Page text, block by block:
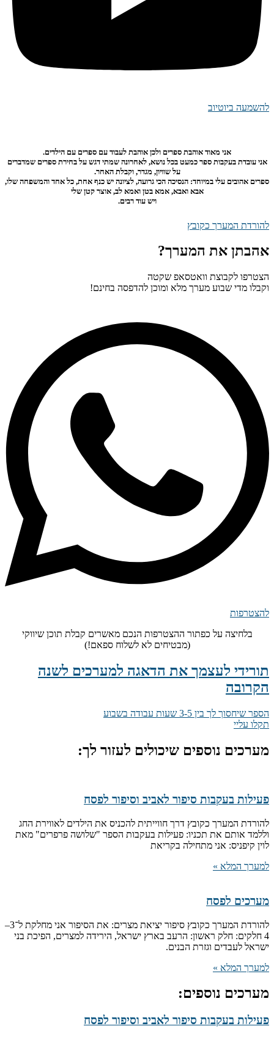
להשמעה ביוטיוב
אני מאוד אוהבת ספרים ולכן אוהבת לעבוד עם ספרים עם הילדים.
אני עובדת בעקבות ספר כמעט בכל נושא, לאחרונה שמתי דגש על בחירת ספרים שמדברים
על שוויון, מגדר, וקבלת האחר.
ספרים אהובים עלי במיוחד: הנסיכה הכי גרועה, לציונה יש כנף אחת, כל אחד והמשפחה שלו,
אבא ואבא, אמא בטן ואמא לב, אוצר קטן שלי
ויש עוד רבים.
להורדת המערך כקובץ
אהבתן את המערך?
הצטרפו לקבוצת וואטסאפ שקטה
וקבלו מדי שבוע מערך מלא ומוכן להדפסה בחינם!
להצטרפות
בלחיצה על כפתור ההצטרפות הנכם מאשרים קבלת תוכן שיווקי
(מבטיחים לא לשלוח ספאם!)
תורידי לעצמך את הדאגה למערכים לשנה
הקרובה
הספר שיחסוך לך בין 3-5 שעות עבודה בשבוע
תקלו עליי
מערכים נוספים שיכולים לעזור לך:
פעילות בעקבות סיפור לאביב וסיפור לפסח
להורדת המערך כקובץ דרך חווייתית להכניס את הילדים לאווירת החג
וללמד אותם את תכניו: פעילות בעקבות הספר "שלושה פרפרים" מאת
לוין קיפניס: אני מתחילה בקריאת
למערך המלא »
מערכים לפסח
להורדת המערך כקובץ סיפור יציאת מצרים: את הסיפור אני מחלקת ל־3–
4 חלקים: חלק ראשון: הרעב בארץ ישראל, הירידה למצרים, הפיכת בני
ישראל לעבדים וגזרת הבנים.
למערך המלא »
מערכים נוספים:
פעילות בעקבות סיפור לאביב וסיפור לפסח